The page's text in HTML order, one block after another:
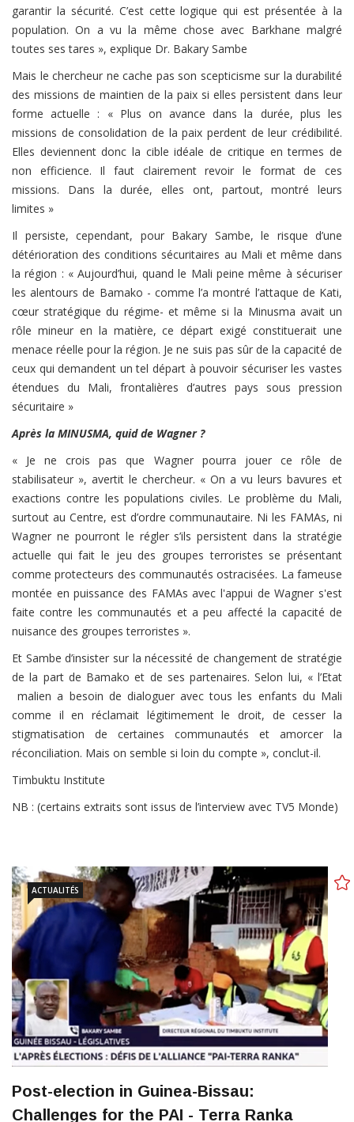
garantir la sécurité. C’est cette logique qui est présentée à la
population. On a vu la même chose avec Barkhane malgré
toutes ses tares », explique Dr. Bakary Sambe
Mais le chercheur ne cache pas son scepticisme sur la durabilité
des missions de maintien de la paix si elles persistent dans leur
forme actuelle : « Plus on avance dans la durée, plus les
missions de consolidation de la paix perdent de leur crédibilité.
Elles deviennent donc la cible idéale de critique en termes de
non efficience. Il faut clairement revoir le format de ces
missions. Dans la durée, elles ont, partout, montré leurs
limites »
Il persiste, cependant, pour Bakary Sambe, le risque d’une
détérioration des conditions sécuritaires au Mali et même dans
la région : « Aujourd’hui, quand le Mali peine même à sécuriser
les alentours de Bamako - comme l’a montré l’attaque de Kati,
cœur stratégique du régime- et même si la Minusma avait un
rôle mineur en la matière, ce départ exigé constituerait une
menace réelle pour la région. Je ne suis pas sûr de la capacité de
ceux qui demandent un tel départ à pouvoir sécuriser les vastes
étendues du Mali, frontalières d’autres pays sous pression
sécuritaire »
Après la MINUSMA, quid de Wagner ?
« Je ne crois pas que Wagner pourra jouer ce rôle de
stabilisateur », avertit le chercheur. « On a vu leurs bavures et
exactions contre les populations civiles. Le problème du Mali,
surtout au Centre, est d’ordre communautaire. Ni les FAMAs, ni
Wagner ne pourront le régler s’ils persistent dans la stratégie
actuelle qui fait le jeu des groupes terroristes se présentant
comme protecteurs des communautés ostracisées. La fameuse
montée en puissance des FAMAs avec l'appui de Wagner s'est
faite contre les communautés et a peu affecté la capacité de
nuisance des groupes terroristes ».
Et Sambe d’insister sur la nécessité de changement de stratégie
de la part de Bamako et de ses partenaires. Selon lui, « l’Etat
malien a besoin de dialoguer avec tous les enfants du Mali
comme il en réclamait légitimement le droit, de cesser la
stigmatisation de certaines communautés et amorcer la
réconciliation. Mais on semble si loin du compte », conclut-il.
Timbuktu Institute
NB : (certains extraits sont issus de l’interview avec TV5 Monde)
ACTUALITÉS
Post-election in Guinea-Bissau:
Challenges for the PAI - Terra Ranka